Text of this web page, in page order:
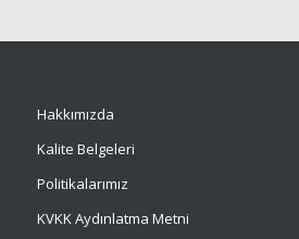
Hakkımızda
Kalite Belgeleri
Politikalarımız
KVKK Aydınlatma Metni